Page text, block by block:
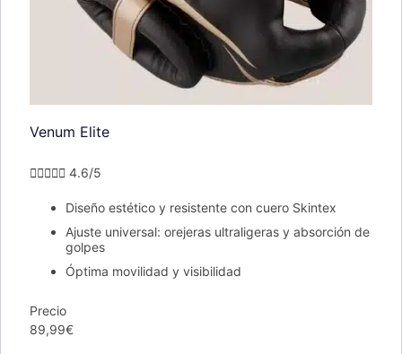
Venum Elite
 4.6/5
Diseño estético y resistente con cuero Skintex
Ajuste universal: orejeras ultraligeras y absorción de
golpes
Óptima movilidad y visibilidad
Precio
89,99€